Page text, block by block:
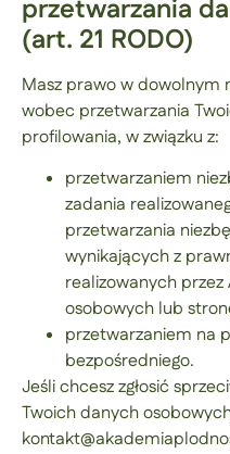
przetwarzania
(art. 21 RODO)
Masz prawo w dowolnym
wobec przetwarzania
profilowania, w związku z:
przetwarzaniem
zadania
przetwarzania
wynikających z
realizowanych
osobowych lub
przetwarzaniem na
bezpośredniego.
Jeśli chcesz zgłosić
Twoich danych